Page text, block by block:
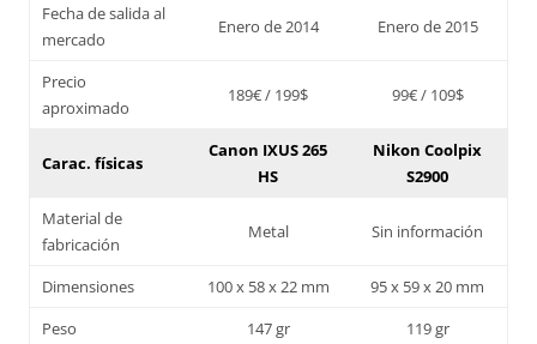
Fecha de salida al
mercado
Enero de 2014 Enero de 2015
Precio
aproximado
189€ / 199$ 99€ / 109$
Carac. físicas
Canon IXUS 265
HS
Nikon Coolpix
S2900
Material de
fabricación
Metal Sin información
Dimensiones 100 x 58 x 22 mm
95 x 59 x 20 mm
Peso
147 gr
119 gr